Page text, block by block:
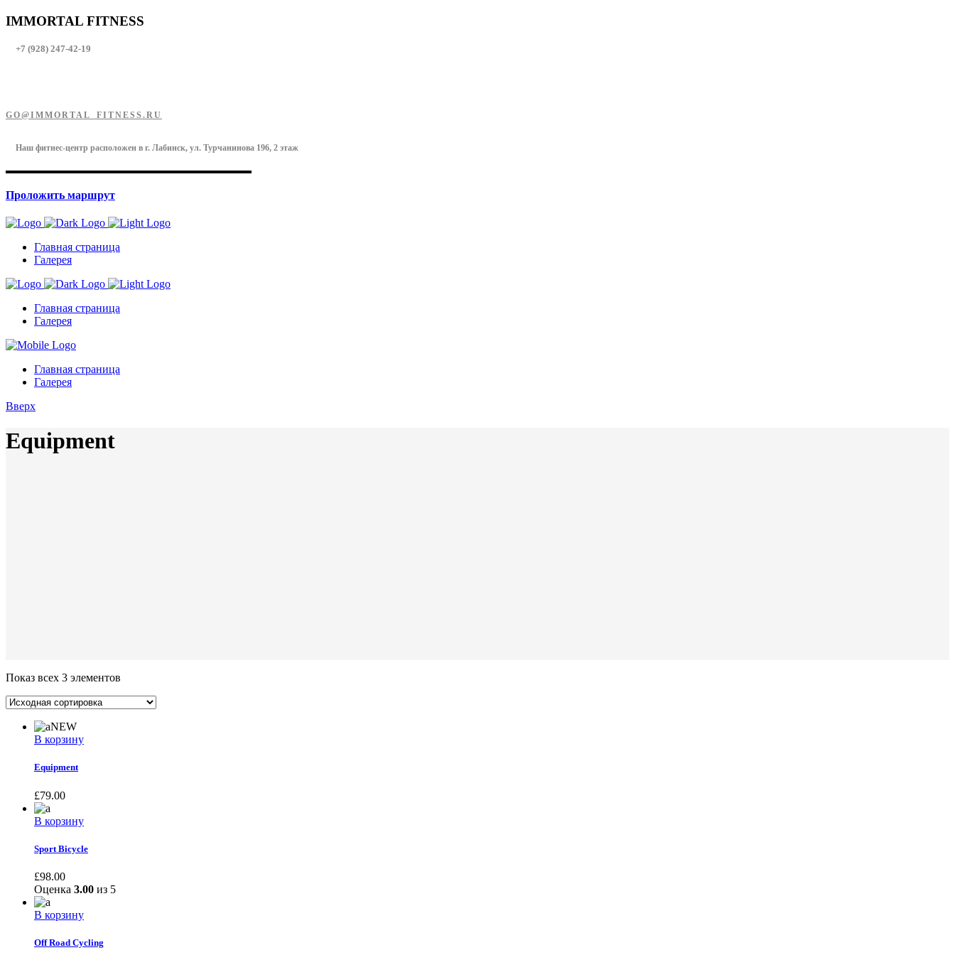
IMMORTAL FITNESS
+7 (928) 247-42-19
GO@IMMORTAL_FITNESS.RU
Наш фитнес-центр расположен в г. Лабинск, ул. Турчанинова 196, 2 этаж
Проложить маршрут
Главная страница
Галерея
Главная страница
Галерея
Главная страница
Галерея
Вверх
Equipment
Показ всех 3 элементов
NEW
В корзину
Equipment
£79.00
В корзину
Sport Bicycle
£98.00
Оценка 3.00 из 5
В корзину
Off Road Cycling